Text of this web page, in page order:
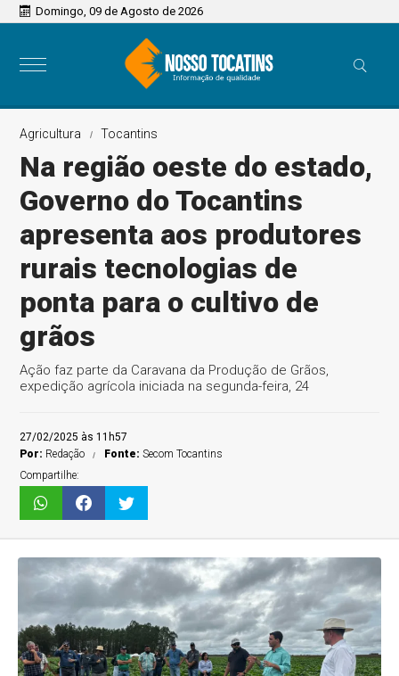
Domingo, 09 de Agosto de 2026
Agricultura Tocantins
Na região oeste do estado,
Governo do Tocantins
apresenta aos produtores
rurais tecnologias de
ponta para o cultivo de
grãos
Ação faz parte da Caravana da Produção de Grãos,
expedição agrícola iniciada na segunda-feira, 24
27/02/2025 às 11h57
Por: Redação Fonte:Secom Tocantins
Compartilhe: